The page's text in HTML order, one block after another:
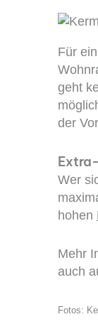
Für
geht
der
Wer
hohen
Mehr
auch
Fotos: